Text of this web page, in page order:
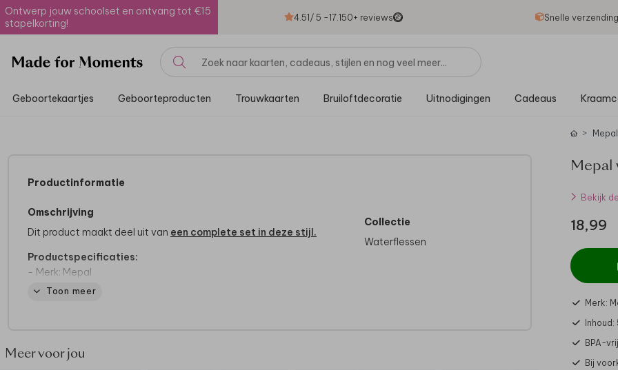
Ontwerp jouw schoolset en ontvang tot €15
stapelkorting!
4.51/ 5 -17.150+ reviews Snelle
Geboortekaartjes Geboorteproducten Trouwkaarten Bruiloftdecoratie Uitnodigingen Cadeaus
Productinformatie
Omschrijving
Dit product maakt deel uit van een complete set in deze stijl.
Productspecificaties:
- Merk: Mepal
- Inhoud: 500 ml of 700 ml
- Kan in de vaatwasser op max. 60 graden
- Ook geschikt voor koolzuurhoudende dranken
Toon meer
Collectie
Waterflessen
Meer voor jou
Mepal
Mepal
Bekijk
18,99
Merk:
BPA-
Bij